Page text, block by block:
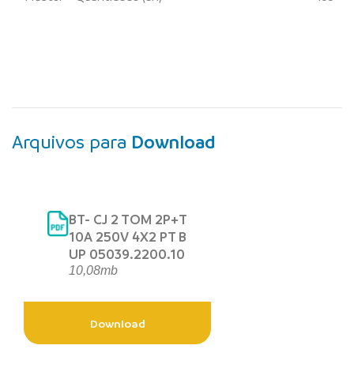
Arquivos para Download
BT- CJ 2 TOM 2P+T
10A 250V 4X2 PT B
UP 05039.2200.10
10,08mb
Download